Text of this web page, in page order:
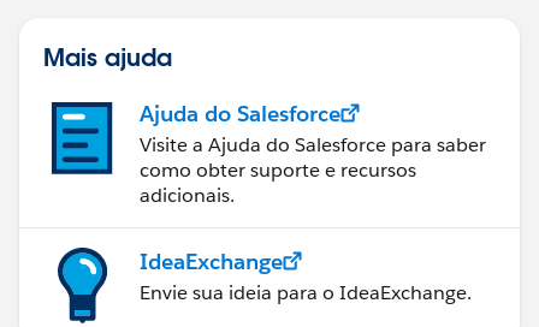
Mais ajuda
Ajuda do Salesforce
Visite a Ajuda do Salesforce para saber
como obter suporte e recursos
adicionais.
IdeaExchange
Envie sua ideia para o IdeaExchange.